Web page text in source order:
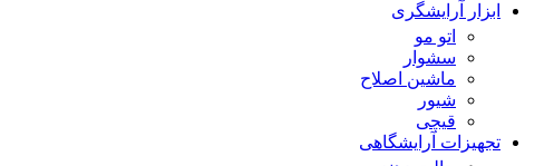
ابزار آرایشگری
اتو مو
سشوار
ماشین اصلاح
شیور
قیچی
تجهیزات آرایشگاهی